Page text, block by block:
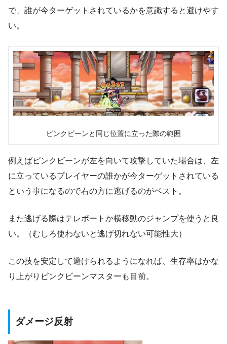
で、 誰が今ターゲットされているかを意識すると避けやす
い。
ピンクビーンと同じ位置に立った際の範囲
例えばピンクビーンが左を向いて攻撃していた場合は、左
に立っているプレイヤーの誰かが今ターゲットされている
という事になるので右の方に逃げるのがベスト。
また逃げる際はテレポートか横移動のジャンプを使うと良
い。（むしろ使わないと逃げ切れない可能性大）
この技を安定して避けられるようになれば、生存率はかな
り上がりピンクビーンマスターも目前。
ダメージ反射